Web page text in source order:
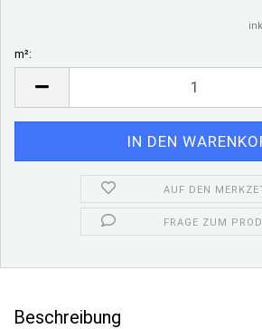
m²:
AUF DEN
FRAGE ZUM
Beschreibung